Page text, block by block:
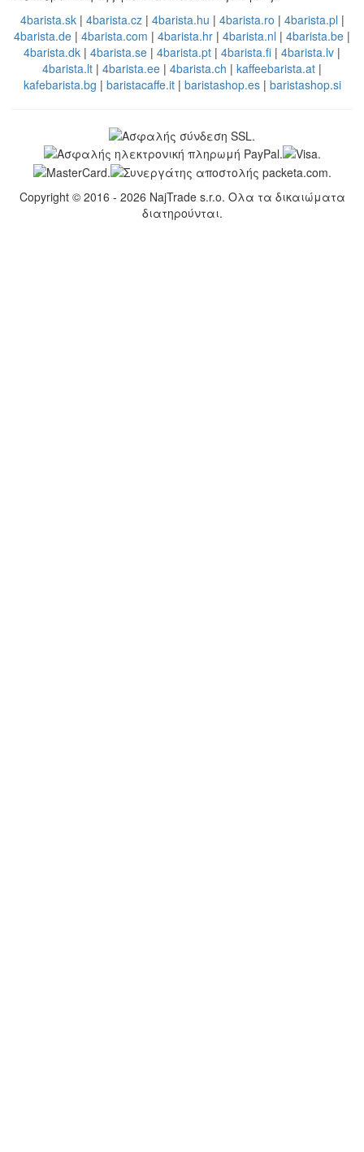
4barista.sk| 4barista.cz| 4barista.hu | 4barista.ro | 4barista.pl |
4barista.de | 4barista.com | 4barista.hr | 4barista.nl | 4barista.be |
4barista.dk | 4barista.se | 4barista.pt | 4barista.fi | 4barista.lv |
4barista.lt | 4barista.ee | 4barista.ch | kaffeebarista.at |
kafebarista.bg | baristacaffe.it| baristashop.es| baristashop.si
Copyright © 2016 - 2026 NajTrade s.r.o. Ολα τα δικαιώματα
διατηρούνται.